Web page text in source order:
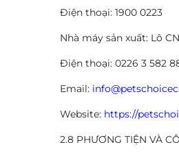
Điện thoại: 1900 0223
Nhà máy sản xuất: Lô
Điện thoại: 0226 3 582
Email:
Website: https://
2.8 PHƯƠNG TIỆN VÀ